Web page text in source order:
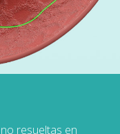
resueltas en